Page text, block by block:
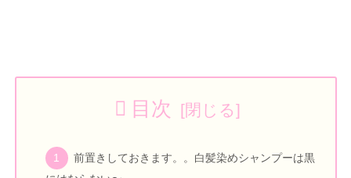
目次
前置きしておきます。。白髪染めシャンプーは黒